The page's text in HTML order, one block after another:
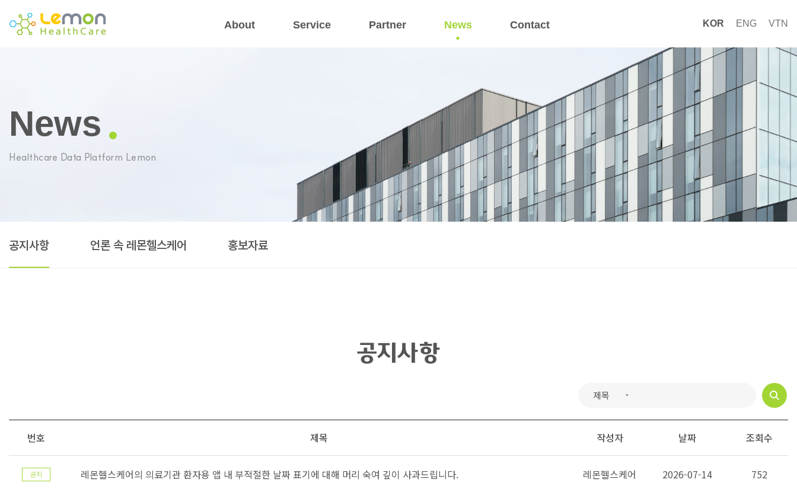
About Service Partner News Contact KOR ENG VTN
News
Healthcare Data Platform Lemon
공지사항 언론 속 레몬헬스케어 홍보자료
공지사항
번호 제목 작성자 날짜 조회수
레몬헬스케어의 의료기관 환자용 앱 내 부적절한 날짜 표기에 대해 머리 숙여 깊이 사과드립니다. 레몬헬스케어 2026-07-14 752